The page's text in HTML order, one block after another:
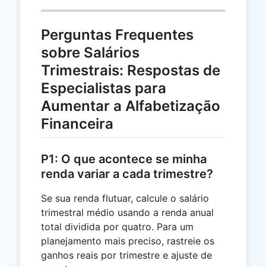
Perguntas Frequentes
sobre Salários
Trimestrais: Respostas de
Especialistas para
Aumentar a Alfabetização
Financeira
P1: O que acontece se minha
renda variar a cada trimestre?
Se sua renda flutuar, calcule o salário
trimestral médio usando a renda anual
total dividida por quatro. Para um
planejamento mais preciso, rastreie os
ganhos reais por trimestre e ajuste de